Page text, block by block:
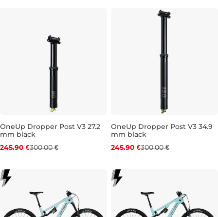
Zľava -18 %
OneUp Dropper Post V3 27.2
mm black
245.90 €300.00 €
Zľava -18 %
OneUp Dropper Post V3 34.9
mm black
245.90 €300.00 €